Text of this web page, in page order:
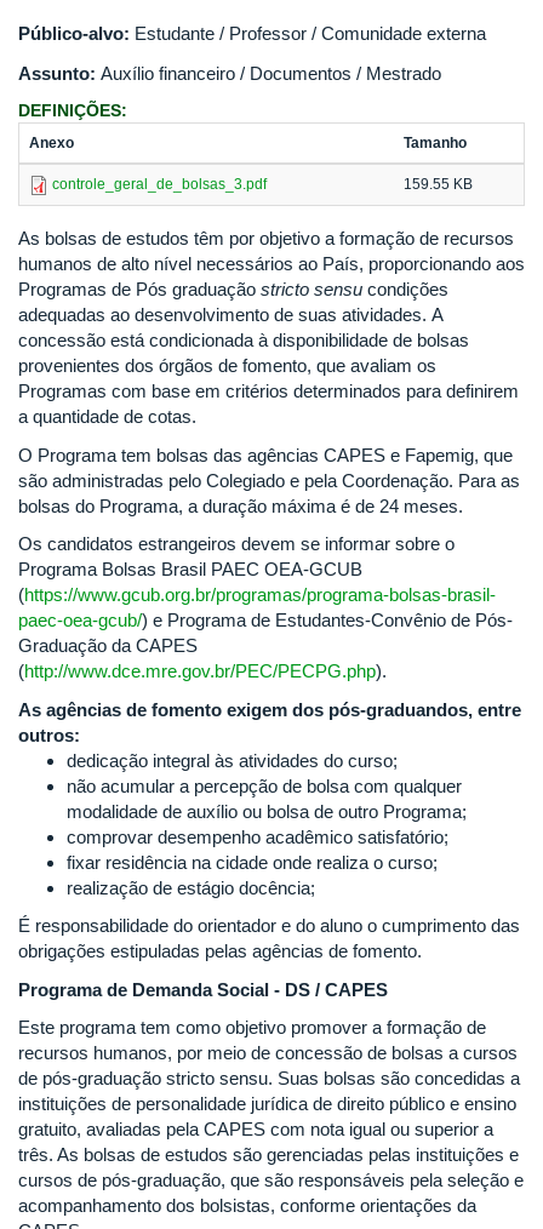
Público-alvo: Estudante / Professor / Comunidade externa
Assunto: Auxílio financeiro / Documentos / Mestrado
DEFINIÇÕES:
Anexo Tamanho
controle_geral_de_bolsas_3.pdf 159.55 KB
As bolsas de estudos têm por objetivo a formação de recursos
humanos de alto nível necessários ao País, proporcionando aos
Programas de Pós graduação stricto sensu condições
adequadas ao desenvolvimento de suas atividades. A
concessão está condicionada à disponibilidade de bolsas
provenientes dos órgãos de fomento, que avaliam os
Programas com base em critérios determinados para definirem
a quantidade de cotas.
O Programa tem bolsas das agências CAPES e Fapemig, que
são administradas pelo Colegiado e pela Coordenação. Para as
bolsas do Programa, a duração máxima é de 24 meses.
Os candidatos estrangeiros devem se informar sobre o
Programa Bolsas Brasil PAEC OEA-GCUB
(https://www.gcub.org.br/programas/programa-bolsas-brasil-
paec-oea-gcub/) e Programa de Estudantes-Convênio de Pós-
Graduação da CAPES
(http://www.dce.mre.gov.br/PEC/PECPG.php).
As agências de fomento exigem dos pós-graduandos, entre
outros:
dedicação integral às atividades do curso;
não acumular a percepção de bolsa com qualquer
modalidade de auxílio ou bolsa de outro Programa;
comprovar desempenho acadêmico satisfatório;
fixar residência na cidade onde realiza o curso;
realização de estágio docência;
É responsabilidade do orientador e do aluno o cumprimento das
obrigações estipuladas pelas agências de fomento.
Programa de Demanda Social - DS / CAPES
Este programa tem como objetivo promover a formação de
recursos humanos, por meio de concessão de bolsas a cursos
de pós-graduação stricto sensu. Suas bolsas são concedidas a
instituições de personalidade jurídica de direito público e ensino
gratuito, avaliadas pela CAPES com nota igual ou superior a
três. As bolsas de estudos são gerenciadas pelas instituições e
cursos de pós-graduação, que são responsáveis pela seleção e
acompanhamento dos bolsistas, conforme orientações da